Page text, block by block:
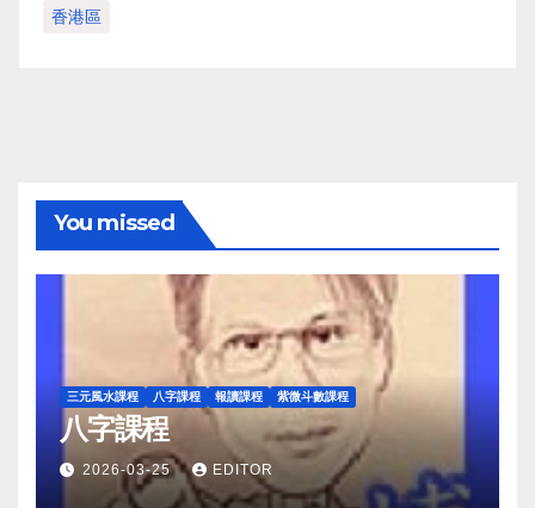
香港區
You missed
三元風水課程 八字課程 報讀課程 紫微斗數課程
八字課程
2026-03-25 EDITOR